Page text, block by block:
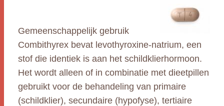
Gemeenschappelijk gebruik
Combithyrex bevat levothyroxine-natrium, een
stof die identiek is aan het schildklierhormoon.
Het wordt alleen of in combinatie met dieetpillen
gebruikt voor de behandeling van primaire
(schildklier), secundaire (hypofyse), tertiaire